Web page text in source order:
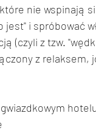
nie wspinają
jest" i spróbować
(czyli z tzw.
z